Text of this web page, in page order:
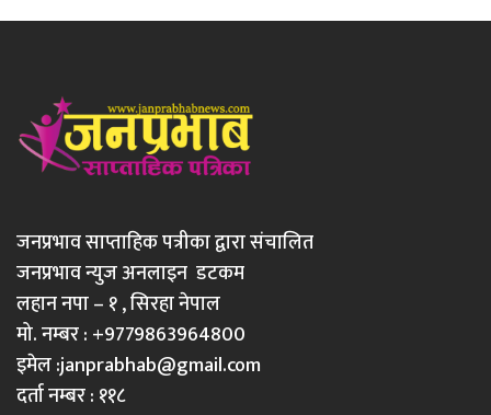
जनप्रभाव साप्ताहिक पत्रीका द्वारा संचालित
जनप्रभाव न्युज अनलाइन डटकम
लहान नपा – १ , सिरहा नेपाल
मो. नम्बर : +9779863964800
इमेल :janprabhab@gmail.com
दर्ता नम्बर : ११८